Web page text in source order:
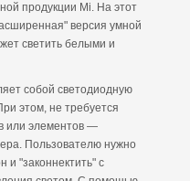
продукции Mi. На этот
версия умной
светить белыми и
собой светодиодную
этом, не требуется
или элементов —
Пользователю нужно
и "законнектить" с